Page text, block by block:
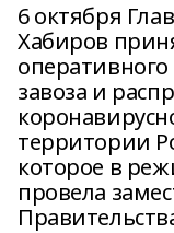
6 октября
Хабиров
завоза и
территории
которое в
провела